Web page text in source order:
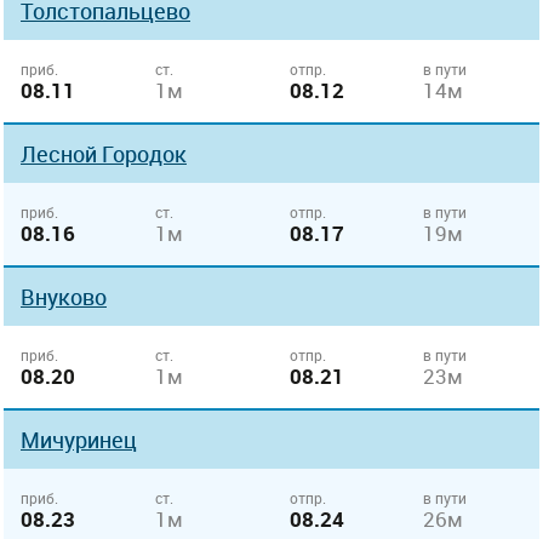
Толстопальцево
приб.
08.11
ст.
1м
отпр.
08.12
в пути
14м
Лесной Городок
приб.
08.16
ст.
1м
отпр.
08.17
в пути
19м
Внуково
приб.
08.20
ст.
1м
отпр.
08.21
в пути
23м
Мичуринец
приб.
08.23
ст.
1м
отпр.
08.24
в пути
26м